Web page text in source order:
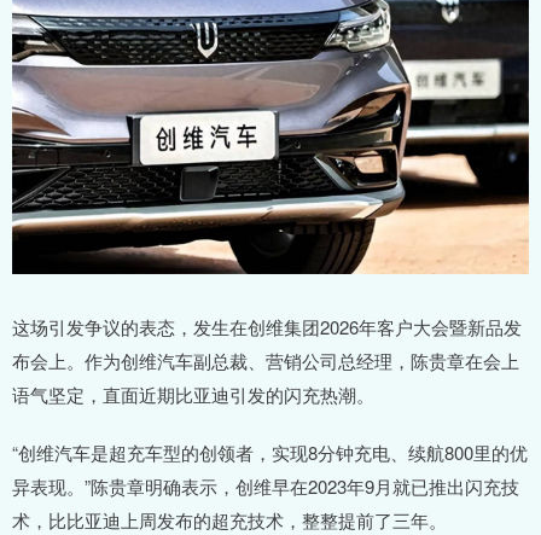
这场引发争议的表态，发生在创维集团2026年客户大会暨新品发
布会上。作为创维汽车副总裁、营销公司总经理，陈贵章在会上
语气坚定，直面近期比亚迪引发的闪充热潮。
“创维汽车是超充车型的创领者，实现8分钟充电、续航800里的优
异表现。”陈贵章明确表示，创维早在2023年9月就已推出闪充技
术，比比亚迪上周发布的超充技术，整整提前了三年。